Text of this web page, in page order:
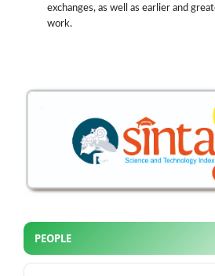
exchanges, as well as earlier and
work.
PEOPLE